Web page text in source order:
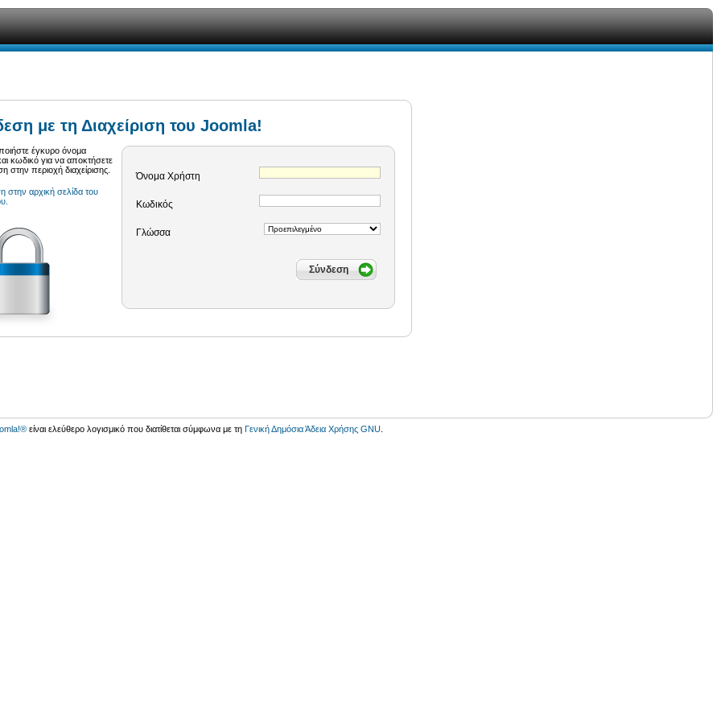
με τη Διαχείριση του Joomla!
Όνομα Χρήστη
Κωδικός
Γλώσσα
Σύνδεση
έγκυρο όνομα
κωδικό για να αποκτήσετε
στην περιοχή διαχείρισης.
στην αρχική σελίδα του
είναι ελεύθερο λογισμικό που διατίθεται σύμφωνα με τη Γενική Δημόσια Άδεια Χρήσης GNU